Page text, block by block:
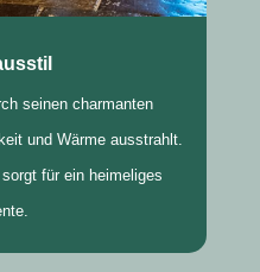
seinen charmanten
und Wärme ausstrahlt.
für ein heimeliges